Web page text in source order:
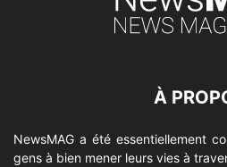
À
NewsMAG a été essentiellement
gens à bien mener leurs vies à